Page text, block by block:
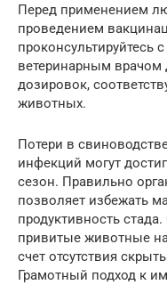
Перед применением
проведением
ветеринарным врачом
дозировок,
животных.
Потери в
инфекций могут
сезон. Правильно
позволяет избежать
продуктивность
привитые животные
счет отсутствия
Грамотный подход к